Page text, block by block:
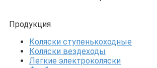
Продукция
Коляски ступенькоходные
Коляски вездеходы
Легкие электроколяски